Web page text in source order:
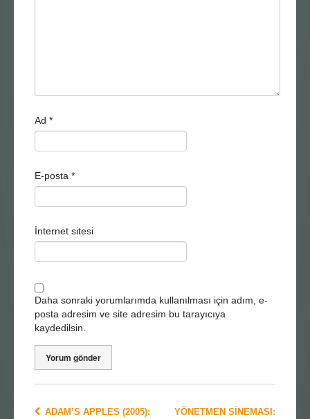
Ad *
E-posta *
İnternet sitesi
Daha sonraki yorumlarımda kullanılması için adım, e-
posta adresim ve site adresim bu tarayıcıya
kaydedilsin.
ADAM’S APPLES (2005):
YÖNETMEN SINEMASI: